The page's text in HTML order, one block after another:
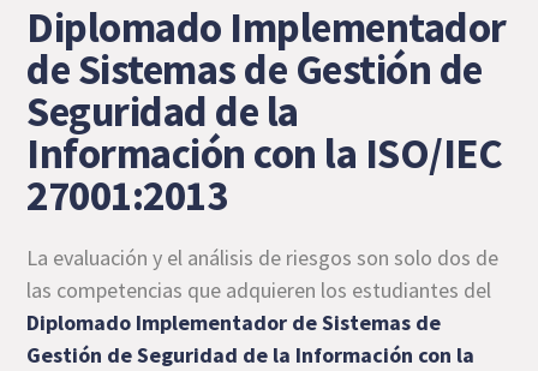
Diplomado Implementador
de Sistemas de Gestión de
Seguridad de la
Información con la ISO/IEC
27001:2013
La evaluación y el análisis de riesgos son solo dos de
las competencias que adquieren los estudiantes del
Diplomado Implementador de Sistemas de
Gestión de Seguridad de la Información con la